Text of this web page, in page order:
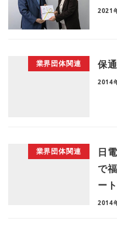
2021
業界団体関連 保
2014
業界団体関連
日
で
ート
2014